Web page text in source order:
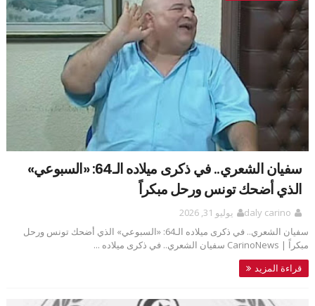
سفيان الشعري.. في ذكرى ميلاده الـ64: «السبوعي»
الذي أضحك تونس ورحل مبكراً
daly carino
يوليو 31, 2026
سفيان الشعري.. في ذكرى ميلاده الـ64: «السبوعي» الذي أضحك تونس ورحل
مبكراً | CarinoNews سفيان الشعري.. في ذكرى ميلاده ...
قراءة المزيد